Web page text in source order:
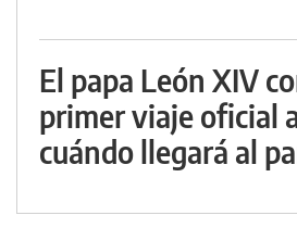
El papa León XIV
primer viaje oficial
cuándo llegará al